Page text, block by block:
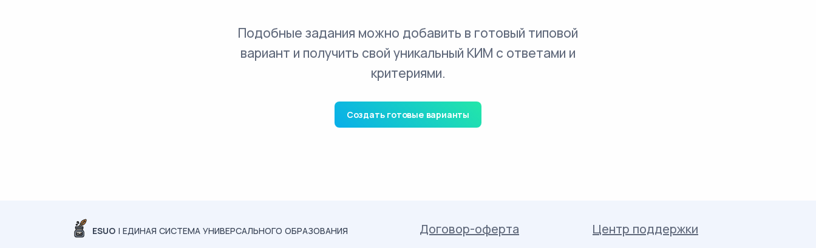
Подобные задания можно добавить в готовый типовой
вариант и получить свой уникальный КИМ с ответами и
критериями.
Создать готовые варианты
ESUO | ЕДИНАЯ СИСТЕМА УНИВЕРСАЛЬНОГО ОБРАЗОВАНИЯ Договор-оферта Центр поддержки